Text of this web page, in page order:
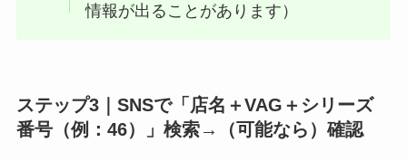
情報が出ることがあります）
ステップ3｜SNSで「店名＋VAG＋シリーズ
番号（例：46）」検索→（可能なら）確認